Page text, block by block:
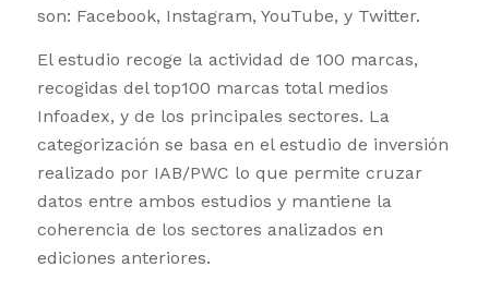
son: Facebook, Instagram, YouTube, y Twitter.
El estudio recoge la actividad de 100 marcas,
recogidas del top100 marcas total medios
Infoadex, y de los principales sectores. La
categorización se basa en el estudio de inversión
realizado por IAB/PWC lo que permite cruzar
datos entre ambos estudios y mantiene la
coherencia de los sectores analizados en
ediciones anteriores.